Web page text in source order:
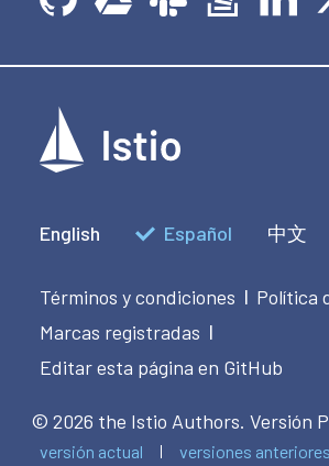
English Español 中文
Términos y condiciones | Política
Marcas registradas |
Editar esta página en GitHub
© 2026 the Istio Authors. Versión
versión actual versiones anteriores